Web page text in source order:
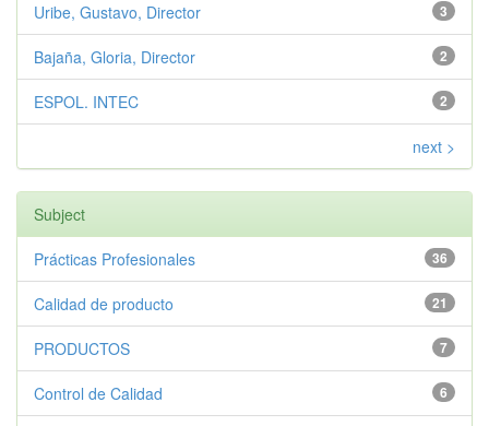
3
Uribe, Gustavo, Director
2
Bajaña, Gloria, Director
2
ESPOL. INTEC
next >
Subject
36
Prácticas Profesionales
21
Calidad de producto
7
PRODUCTOS
6
Control de Calidad